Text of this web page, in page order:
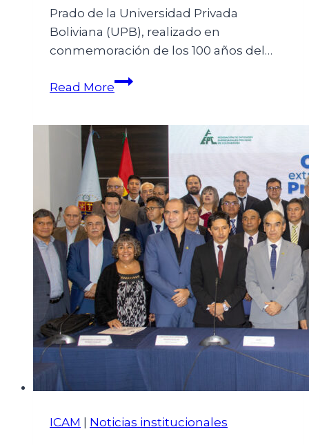
Prado de la Universidad Privada
Boliviana (UPB), realizado en
conmemoración de los 100 años del…
Read More
ICAM Noticias institucionales